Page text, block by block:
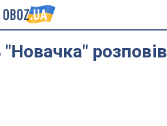
розповів